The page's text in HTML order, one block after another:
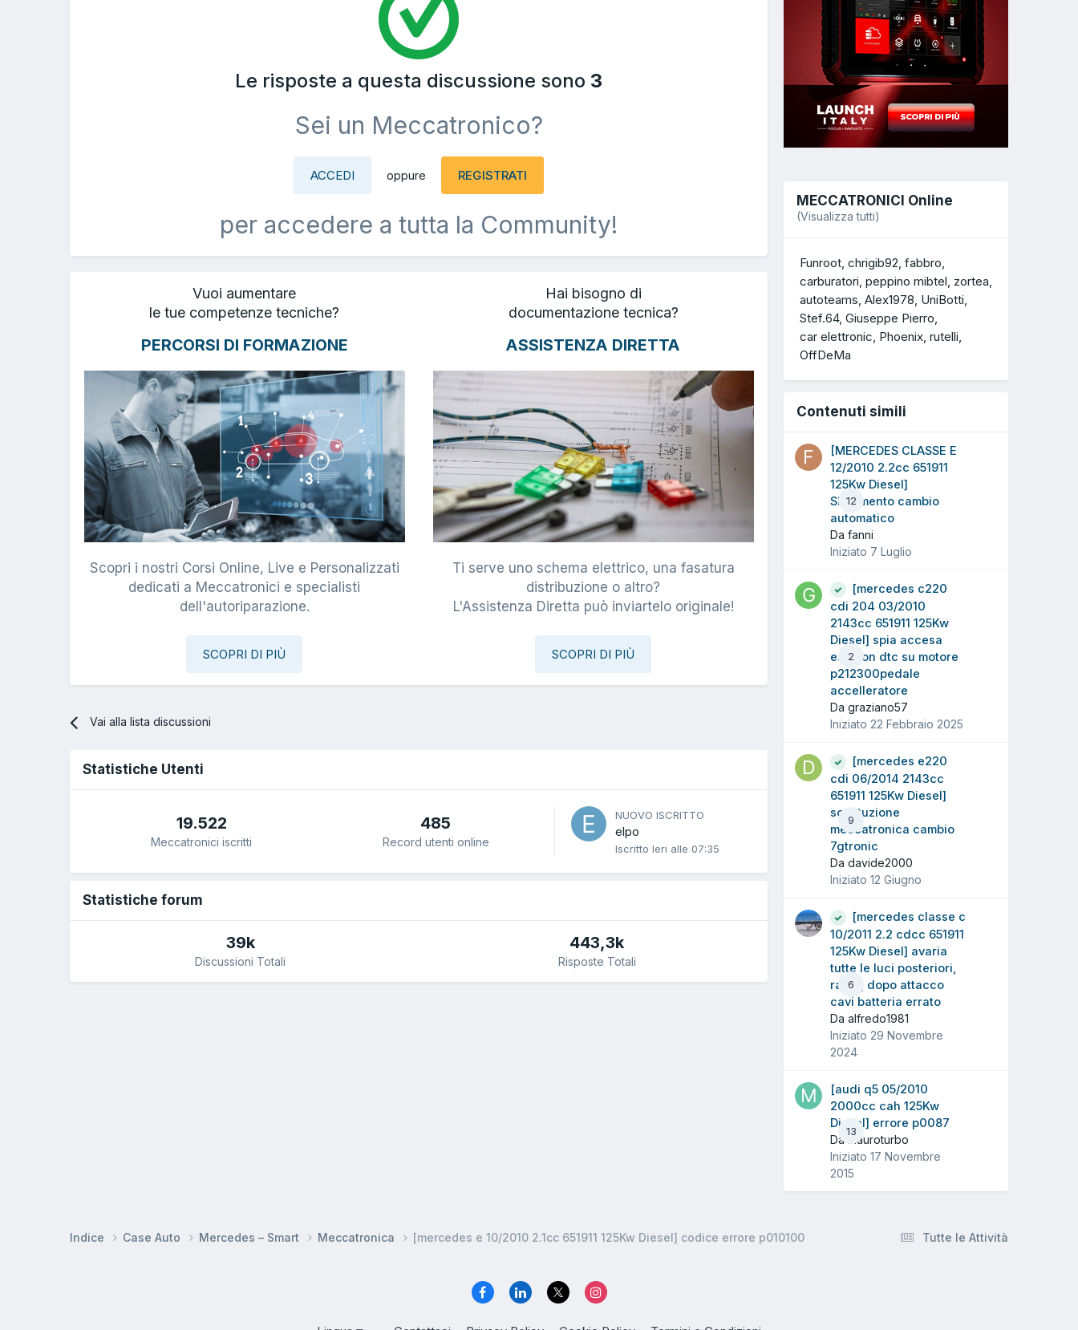
Le risposte a questa discussione sono 3
Sei un Meccatronico?
ACCEDI oppure REGISTRATI
per accedere a tutta la Community!
Vuoi aumentare
le tue competenze tecniche?
PERCORSI DI FORMAZIONE
Scopri i nostri Corsi Online, Live e Personalizzati
dedicati a Meccatronici e specialisti
dell'autoriparazione.
SCOPRI DI PIÙ
Hai bisogno di
documentazione tecnica?
ASSISTENZA DIRETTA
Ti serve uno schema elettrico, una fasatura
distribuzione o altro?
L'Assistenza Diretta può inviartelo originale!
SCOPRI DI PIÙ
Vai alla lista discussioni
Statistiche Utenti
19.522
Meccatronici iscritti
485
Record utenti online
NUOVO ISCRITTO
elpo
Iscritto Ieri alle 07:35
Statistiche forum
39k
Discussioni Totali
443,3k
Risposte Totali
MECCATRONICI Online
(Visualizza tutti)
Funroot chrigib92 fabbro
carburatori peppino mibtel zortea
autoteams Alex1978 UniBotti
Stef.64 Giuseppe Pierro
car elettronic Phoenix rutelli
OffDeMa
Contenuti simili
12
[MERCEDES CLASSE E
12/2010 2.2cc 651911
125Kw Diesel]
Slittamento cambio
automatico
Da fanni
Iniziato 7 Luglio
2
[mercedes c220
cdi 204 03/2010
2143cc 651911 125Kw
Diesel] spia accesa
esp con dtc su motore
p212300pedale
accelleratore
Da graziano57
Iniziato 22 Febbraio 2025
9
[mercedes e220
cdi 06/2014 2143cc
651911 125Kw Diesel]
sostituzione
meccatronica cambio
7gtronic
Da davide2000
Iniziato 12 Giugno
6
[mercedes classe c
10/2011 2.2 cdcc 651911
125Kw Diesel] avaria
tutte le luci posteriori,
radio, dopo attacco
cavi batteria errato
Da alfredo1981
Iniziato 29 Novembre
2024
13
[audi q5 05/2010
2000cc cah 125Kw
Diesel] errore p0087
Da mauroturbo
Iniziato 17 Novembre
2015
Tutte le Attività
Indice Case Auto Mercedes – Smart Meccatronica [mercedes e 10/2010 2.1cc 651911 125Kw Diesel] codice errore p010100